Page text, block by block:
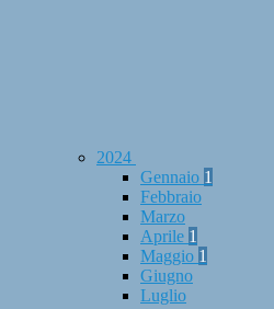
2024
Gennaio 1
Febbraio
Marzo
Aprile 1
Maggio 1
Giugno
Luglio